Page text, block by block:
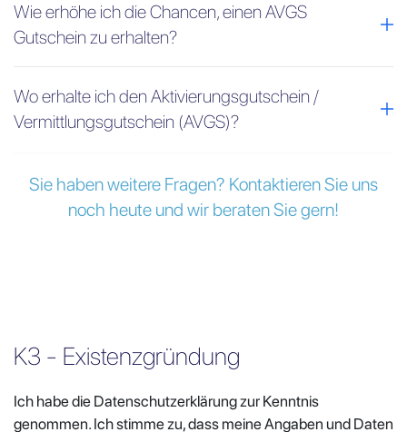
Wie erhöhe ich die Chancen, einen AVGS
Gutschein zu erhalten?
Wo erhalte ich den Aktivierungsgutschein /
Vermittlungsgutschein (AVGS)?
Sie haben weitere Fragen? Kontaktieren Sie uns
noch heute und wir beraten Sie gern!
K3 - Existenzgründung
Ich habe die Datenschutzerklärung zur Kenntnis
genommen. Ich stimme zu, dass meine Angaben und Daten